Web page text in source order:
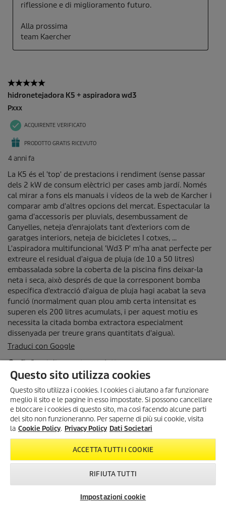
SONO ARRIVATI I SUMMER
DAYS!
Scopri tutte leofferte esclusive,
consconti fino al 35%!
FAQ
Questo sito utilizza cookies
Questo sito utilizza i cookies. I cookies ci aiutano a far funzionare
meglio il sito e le pagine in esso impostate. Si possono cancellare
e bloccare i cookies di questo sito, ma così facendo alcune parti
del sito non funzioneranno. Per saperne di più sui cookie, visita
la Cookie Policy. Privacy Policy Dati Societari
ACCETTA TUTTI I COOKIE
RIFIUTA TUTTI
Impostazioni cookie